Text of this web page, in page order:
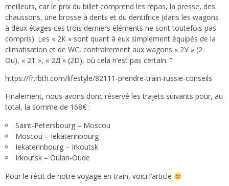
meilleurs, car le prix du billet comprend les repas, la presse, des
chaussons, une brosse à dents et du dentifrice (dans les wagons
à deux étages ces trois derniers éléments ne sont toutefois pas
compris). Les « 2К » sont quant à eux simplement équipés de la
climatisation et de WC, contrairement aux wagons « 2У » (2
Ou), « 2Т », « 2Д » (2D), où cela n’est pas certain. ”
https://fr.rbth.com/lifestyle/82111-prendre-train-russie-conseils
Finalement, nous avons donc réservé les trajets suivants pour, au
total, la somme de 168€ :
Saint-Petersbourg – Moscou
Moscou – Iekaterinbourg
Iekaterinbourg – Irkoutsk
Irkoutsk – Oulan-Oude
Pour le récit de notre voyage en train, voici l’article